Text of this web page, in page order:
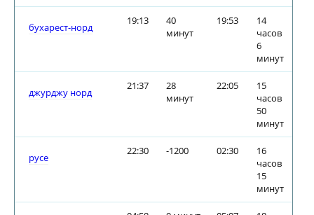
бухарест-норд
19:13
40
минут
19:53
14
часов
6
минут
джурджу норд
21:37
28
минут
22:05
15
часов
50
минут
русе
22:30 -1200 02:30
16
часов
15
минут